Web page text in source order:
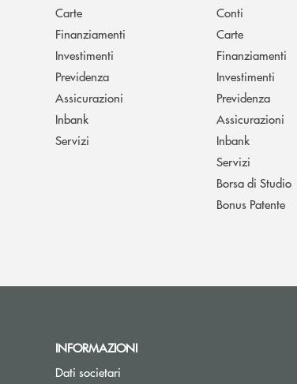
Carte
Finanziamenti
Investimenti
Previdenza
Assicurazioni
Inbank
Servizi
Conti
Carte
Finanziamenti
Investimenti
Previdenza
Assicurazioni
Inbank
Servizi
Borsa di Studio
Bonus Patente
INFORMAZIONI
Dati societari